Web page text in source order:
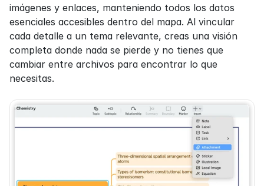
imágenes y enlaces, manteniendo todos los datos
esenciales accesibles dentro del mapa. Al vincular
cada detalle a un tema relevante, creas una visión
completa donde nada se pierde y no tienes que
cambiar entre archivos para encontrar lo que
necesitas.